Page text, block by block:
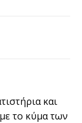
και
το κύμα των